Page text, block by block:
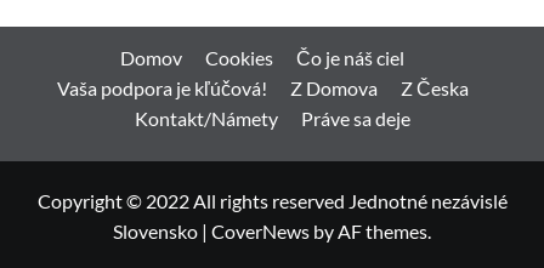
Domov Cookies
Čo je náš ciel
Vaša podpora je kľúčová!
Z Domova
Z Česka
Kontakt/Námety
Práve sa deje
Copyright © 2022 All rights reserved Jednotné nezávislé
Slovensko | CoverNews by AF themes.